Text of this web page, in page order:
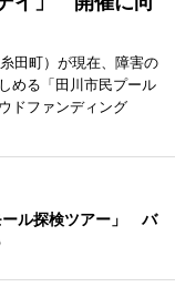
田町）が現在、障害の
める「田川市民プール
ドファンディング
ール探検ツアー」 バ